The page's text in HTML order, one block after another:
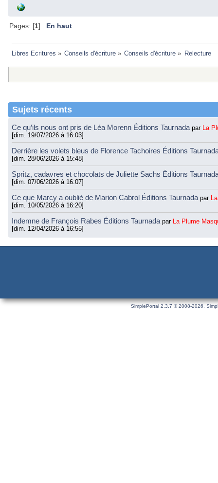
Pages: [1] En haut
Libres Ecritures » Conseils d'écriture» Conseils d'écriture » Relecture
Sujets récents
Ce qu’ils nous ont pris de Léa Morenn Éditions Taurnada par
La
[dim. 19/07/2026 à 16:03]
Derrière les volets bleus de Florence Tachoires Éditions
[dim. 28/06/2026 à 15:48]
Spritz, cadavres et chocolats de Juliette Sachs Éditions
[dim. 07/06/2026 à 16:07]
Ce que Marcy a oublié de Marion Cabrol Éditions Taurnada par
[dim. 10/05/2026 à 16:20]
Indemne de François Rabes Éditions Taurnada par
La Plume
[dim. 12/04/2026 à 16:55]
SimplePortal 2.3.7 © 2008-2026,